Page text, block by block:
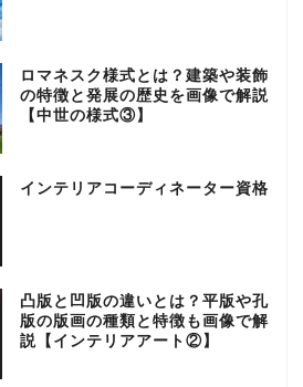
ロマネスク様式とは？建築や装飾
の特徴と発展の歴史を画像で解説
【中世の様式③】
インテリアコーディネーター資格
凸版と凹版の違いとは？平版や孔
版の版画の種類と特徴も画像で解
説【インテリアアート②】